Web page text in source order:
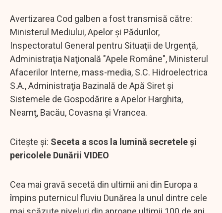
Avertizarea Cod galben a fost transmisă către:
Ministerul Mediului, Apelor şi Pădurilor,
Inspectoratul General pentru Situaţii de Urgenţă,
Administraţia Naţională "Apele Române", Ministerul
Afacerilor Interne, mass-media, S.C. Hidroelectrica
S.A., Administraţia Bazinală de Apă Siret şi
Sistemele de Gospodărire a Apelor Harghita,
Neamţ, Bacău, Covasna şi Vrancea.
Citește și: Seceta a scos la lumină secretele și
pericolele Dunării VIDEO
Cea mai gravă secetă din ultimii ani din Europa a
împins puternicul fluviu Dunărea la unul dintre cele